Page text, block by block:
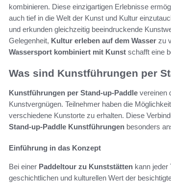
kombinieren. Diese einzigartigen Erlebnisse
auch tief in die Welt der Kunst und Kultur
und erkunden gleichzeitig beeindruckende
Gelegenheit, Kultur erleben auf dem Wasser zu
Wassersport kombiniert mit Kunst schafft eine
Was sind Kunstführungen per
Kunstführungen per Stand-up-Paddle vereinen
Kunstvergnügen. Teilnehmer haben die
verschiedene Kunstorte zu erhalten. Diese
Stand-up-Paddle Kunstführungen besonders
Einführung in das Konzept
Bei einer Paddeltour zu Kunststätten kann jeder
geschichtlichen und kulturellen Wert der